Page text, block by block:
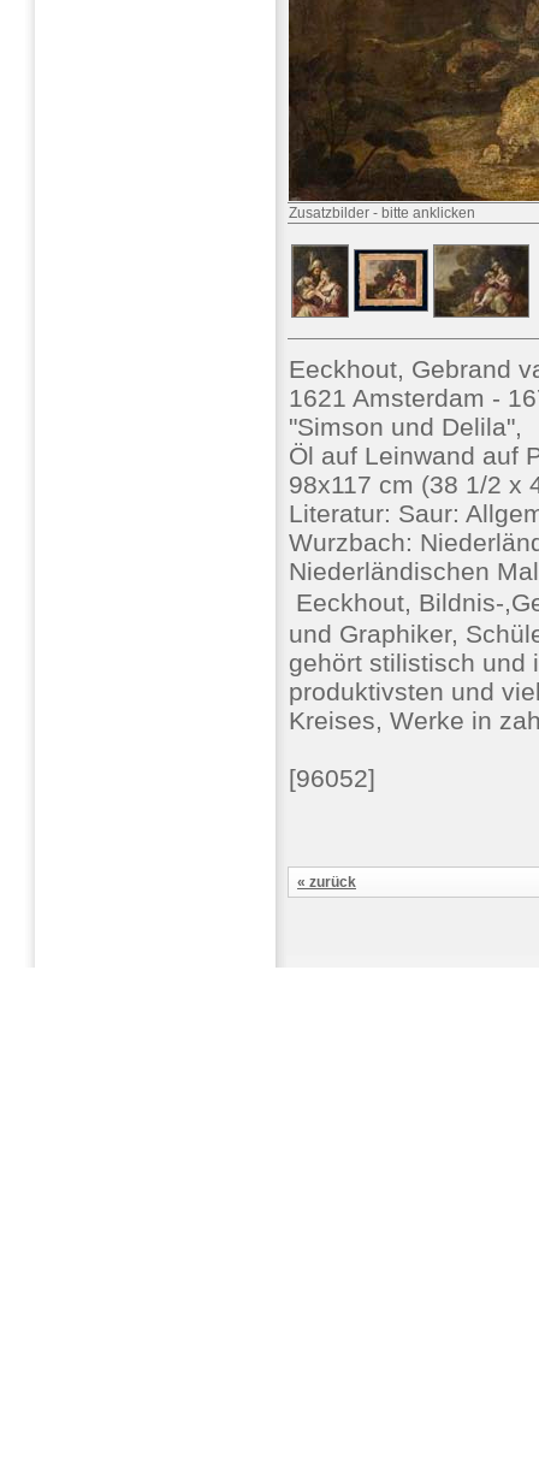
Zusatzbilder - bitte anklicken
Eeckhout, Gebrand
1621 Amsterdam -
"Simson und Delila",
Öl auf Leinwand auf
98x117 cm (38 1/2 x
Literatur: Saur:
Wurzbach:
Niederländischen
Eeckhout, Bildnis-
und Graphiker,
gehört stilistisch und
produktivsten und
Kreises, Werke in
[96052]
« zurück